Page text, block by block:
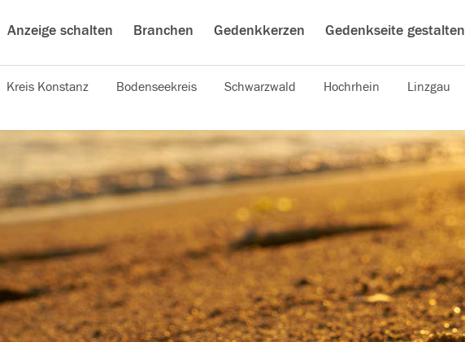
Anzeige schalten Branchen Gedenkkerzen Gedenkseite gestalten
Kreis Konstanz Bodenseekreis Schwarzwald Hochrhein Linzgau